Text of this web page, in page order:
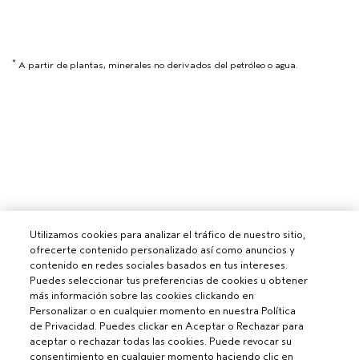
* A partir de plantas, minerales no derivados del petróleo o agua.
Utilizamos cookies para analizar el tráfico de nuestro sitio,
ofrecerte contenido personalizado así como anuncios y
contenido en redes sociales basados en tus intereses.
Puedes seleccionar tus preferencias de cookies u obtener
más información sobre las cookies clickando en
Personalizar o en cualquier momento en nuestra Política
de Privacidad. Puedes clickar en Aceptar o Rechazar para
aceptar o rechazar todas las cookies. Puede revocar su
consentimiento en cualquier momento haciendo clic en